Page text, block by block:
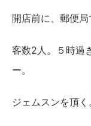
開店前に、郵便局
客数2人。５時過
ー。
ジェムスンを頂く